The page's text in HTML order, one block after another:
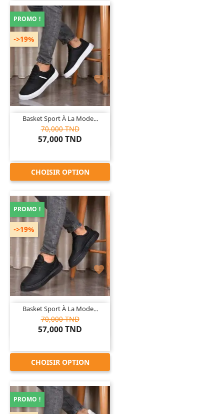

Basket Sport À La Mode...
70,000 TND
57,000 TND
->19%
PROMO !
CHOISIR OPTION

Basket Sport À La Mode...
70,000 TND
57,000 TND
->19%
PROMO !
CHOISIR OPTION
PROMO !